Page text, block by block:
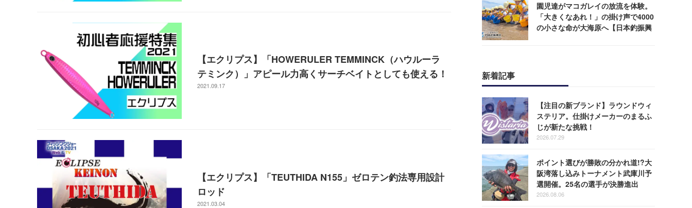
【エクリプス】「HOWERULER TEMMINCK（ハウルーラ
テミンク）」アピール力高くサーチベイトとしても使える！
2021.09.17
【エクリプス】「TEUTHIDA N155」ゼロテン釣法専用設計
ロッド
2021.03.04
園児達がマコガレイの放流を体験。
「大きくなあれ！」の掛け声で4000
の小さな命が大海原へ【日本釣振興
新着記事
【注目の新ブランド】ラウンドウィ
ステリア。仕掛けメーカーのまるふ
じが新たな挑戦！
2026.07.29
ポイント選びが勝敗の分かれ道!?大
阪湾落し込みトーナメント武庫川予
選開催。25名の選手が決勝進出
2026.08.06